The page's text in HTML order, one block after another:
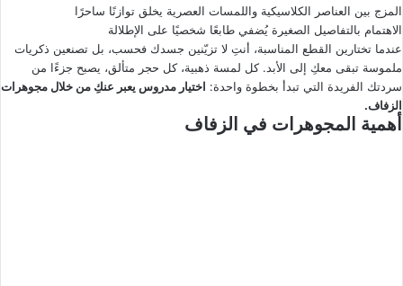
المزج بين العناصر الكلاسيكية واللمسات العصرية يخلق توازنًا ساحرًا
الاهتمام بالتفاصيل الصغيرة يُضفي طابعًا شخصيًا على الإطلالة
عندما تختارين القطع المناسبة، أنتِ لا تزيّنين جسدك فحسب، بل تصنعين ذكريات
ملموسة تبقى معكِ إلى الأبد. كل لمسة ذهبية، كل حجر متألق، يصبح جزءًا من
سردتك الفريدة التي تبدأ بخطوة واحدة: اختيار مدروس يعبر عنكِ من خلال مجوهرات
الزفاف.
أهمية المجوهرات في الزفاف